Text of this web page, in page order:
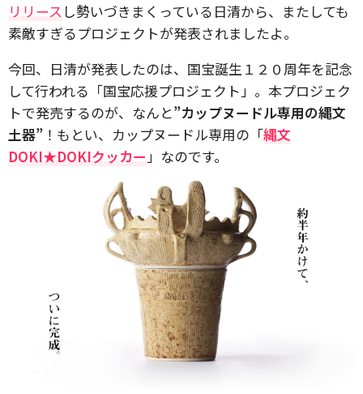
リリース し勢いづきまくっている日清から、またしても
素敵すぎるプロジェクトが発表されましたよ。
今回、日清が発表したのは、国宝誕生１２０周年を記念
して行われる「国宝応援プロジェクト」。本プロジェク
トで発売するのが、なんと”カップヌードル専用の縄文
土器” ！もとい、カップヌードル専用の「縄文
DOKI★DOKIクッカー」なのです。